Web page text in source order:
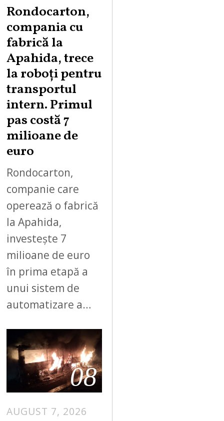
G
T
7
2
Rondocarton,
compania cu
fabrică la
Apahida, trece
la roboți pentru
transportul
intern. Primul
pas costă 7
milioane de
euro
Rondocarton,
companie care
operează o fabrică
la Apahida,
investește 7
milioane de euro
în prima etapă a
unui sistem de
automatizare a…
08
AUGUST 7, 2026